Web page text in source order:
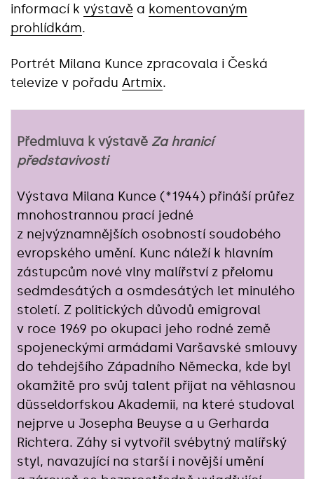
informací k výstavě a komentovaným
prohlídkám.
Portrét Milana Kunce zpracovala i Česká
televize v pořadu Artmix.
Předmluva k výstavě Za hranicí
představivosti
Výstava Milana Kunce (*1944) přináší průřez
mnohostrannou prací jedné
z nejvýznamnějších osobností soudobého
evropského umění. Kunc náleží k hlavním
zástupcům nové vlny malířství z přelomu
sedmdesátých a osmdesátých let minulého
století. Z politických důvodů emigroval
v roce 1969 po okupaci jeho rodné země
spojeneckými armádami Varšavské smlouvy
do tehdejšího Západního Německa, kde byl
okamžitě pro svůj talent přijat na věhlasnou
düsseldorfskou Akademii, na které studoval
nejprve u Josepha Beuyse a u Gerharda
Richtera. Záhy si vytvořil svébytný malířský
styl, navazující na starší i novější umění